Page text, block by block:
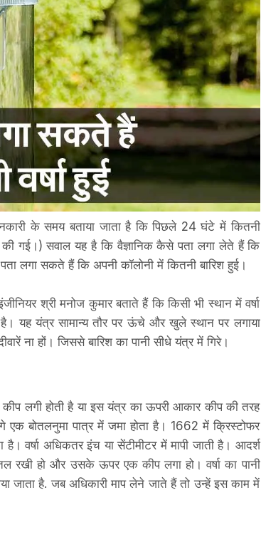
के समय बताया जाता है कि पिछले 24 घंटे में कितनी
की गई।) सवाल यह है कि वैज्ञानिक कैसे पता लगा लेते हैं कि
लगा सकते हैं कि अपनी कॉलोनी में कितनी बारिश हुई।
श्री मनोज कुमार बताते हैं कि किसी भी स्थान में वर्षा
है। यह यंत्र सामान्‍य तौर पर ऊंचे और खुले स्थान पर लगाया
ना हों। जिससे बारिश का पानी सीधे यंत्र में गिरे।
लगी होती है या इस यंत्र का ऊपरी आकार कीप की तरह
एक बोतलनुमा पात्र में जमा होता है। 1662 में क्रिस्टोफर
है। वर्षा अधिकतर इंच या सेंटीमीटर में मापी जाती है। आदर्श
रखी हो और उसके ऊपर एक कीप लगा हो। वर्षा का पानी
जाता है. जब अधिकारी माप लेने जाते हैं तो उन्‍हें इस काम में